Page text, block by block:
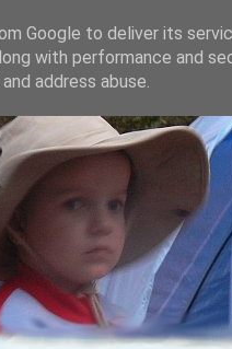
Google to deliver its
with performance and
address abuse.